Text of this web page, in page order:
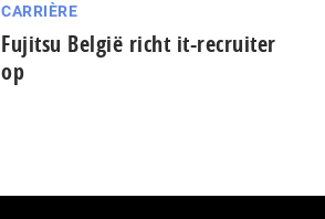
CARRIÈRE
Fujitsu België richt it-recruiter
op